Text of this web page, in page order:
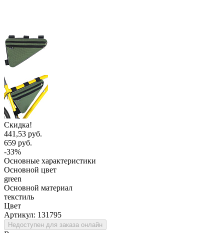
Скидка!
441,53 руб.
659 руб.
-33%
Основные характеристики
Основной цвет
green
Основной материал
текстиль
Цвет
Артикул: 131795
Недоступен для заказа онлайн